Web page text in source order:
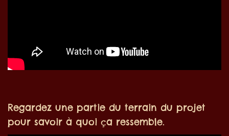
Regardez une partie du terrain du projet
pour savoir à quoi ça ressemble.